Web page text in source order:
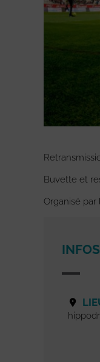
Buvette et
Organisé par